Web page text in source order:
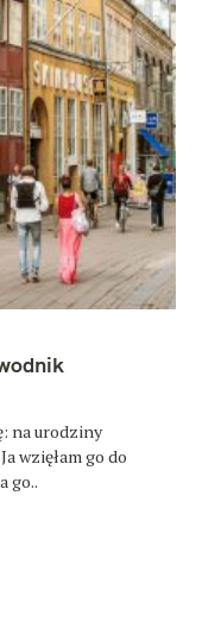
na urodziny
wzięłam go do
go..